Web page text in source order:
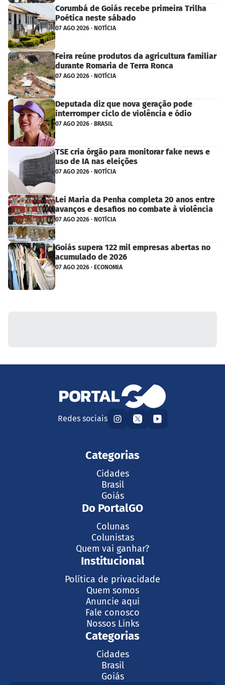
Corumbá de Goiás recebe primeira Trilha
Poética neste sábado
07 AGO 2026 · NOTÍCIA
Feira reúne produtos da agricultura familiar
durante Romaria de Terra Ronca
07 AGO 2026 · NOTÍCIA
Deputada diz que nova geração pode
interromper ciclo de violência e ódio
07 AGO 2026 · BRASIL
TSE cria órgão para monitorar fake news e
uso de IA nas eleições
07 AGO 2026 · NOTÍCIA
Lei Maria da Penha completa 20 anos entre
avanços e desafios no combate à violência
07 AGO 2026 · NOTÍCIA
Goiás supera 122 mil empresas abertas no
acumulado de 2026
07 AGO 2026 · ECONOMIA
Redes sociais
Categorias
Cidades
Brasil
Goiás
Do PortalGO
Colunas
Colunistas
Quem vai ganhar?
Institucional
Política de privacidade
Quem somos
Anuncie aqui
Fale conosco
Nossos Links
Categorias
Cidades
Brasil
Goiás